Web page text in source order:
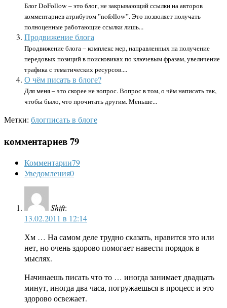
Блог DoFollow – это блог, не закрывающий ссылки на авторов
комментариев атрибутом ”nofollow”. Это позволяет получать
полноценные работающие ссылки лишь...
Продвижение блога
Продвижение блога – комплекс мер, направленных на получение
передовых позиций в поисковиках по ключевым фразам, увеличение
трафика с тематических ресурсов....
О чём писать в блоге?
Для меня – это скорее не вопрос. Вопрос в том, о чём написать так,
чтобы было, что прочитать другим. Меньше...
Метки: блогписать в блоге
комментариев 79
Комментарии79
Уведомления0
Shift:
13.02.2011 в 12:14
Хм … На самом деле трудно сказать, нравится это или
нет, но очень здорово помогает навести порядок в
мыслях.
Начинаешь писать что то … иногда занимает двадцать
минут, иногда два часа, погружаешься в процесс и это
здорово освежает.